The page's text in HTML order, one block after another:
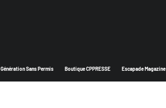
Génération Sans Permis Boutique CPPRESSE Escapade Magazine